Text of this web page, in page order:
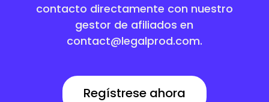
contacto directamente con nuestro
gestor de afiliados en
contact@legalprod.com.
Regístrese ahora